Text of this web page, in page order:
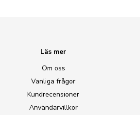
Läs mer
Om oss
Vanliga frågor
Kundrecensioner
Användarvillkor